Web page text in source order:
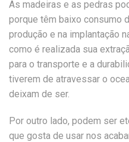
As madeiras e as pedras
porque têm baixo consumo
produção e na implantação
como é realizada sua
para o transporte e a
tiverem de atravessar o
deixam de ser.
Por outro lado, podem ser
que gosta de usar nos